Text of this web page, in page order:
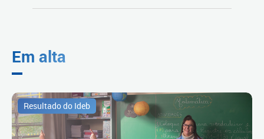
Em alta
Resultado do Ideb